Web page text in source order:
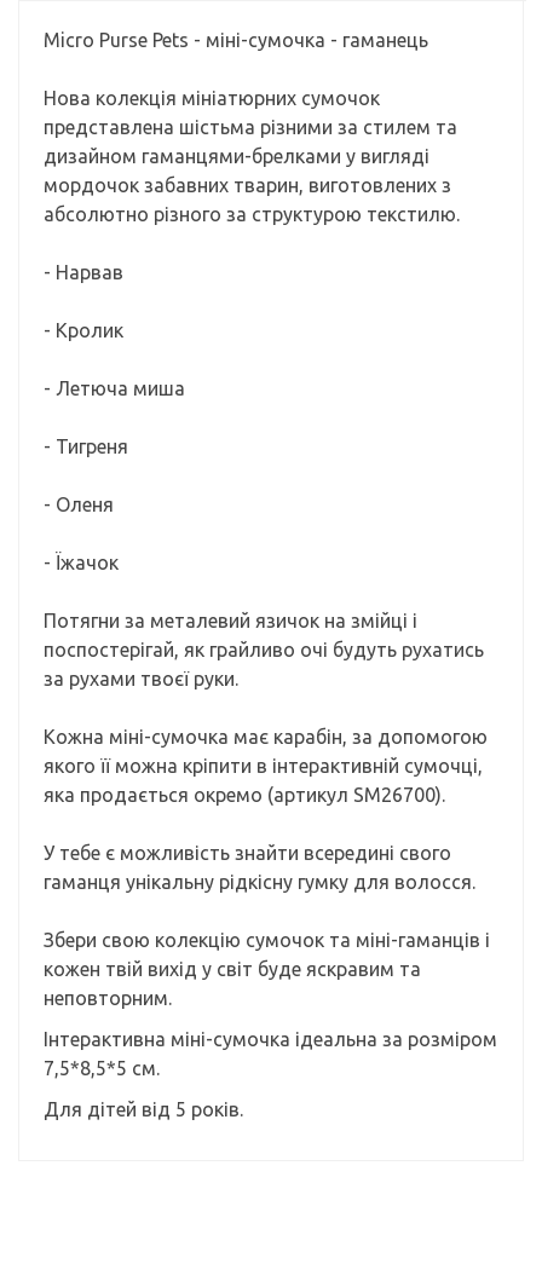
Micro Purse Pets - міні-сумочка - гаманець
Нова колекція мініатюрних сумочок
представлена ​​шістьма різними за стилем та
дизайном гаманцями-брелками у вигляді
мордочок забавних тварин, виготовлених з
абсолютно різного за структурою текстилю.
- Нарвав
- Кролик
- Летюча миша
- Тигреня
- Оленя
- Їжачок
Потягни за металевий язичок на змійці і
поспостерігай, як грайливо очі будуть рухатись
за рухами твоєї руки.
Кожна міні-сумочка має карабін, за допомогою
якого її можна кріпити в інтерактивній сумочці,
яка продається окремо (артикул SM26700).
У тебе є можливість знайти всередині свого
гаманця унікальну рідкісну гумку для волосся.
Збери свою колекцію сумочок та міні-гаманців і
кожен твій вихід у світ буде яскравим та
неповторним.
Інтерактивна міні-сумочка ідеальна за розміром
7,5*8,5*5 см.
Для дітей від 5 років.